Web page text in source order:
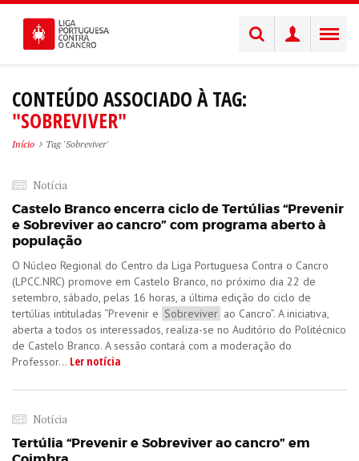
CONTEÚDO ASSOCIADO À TAG:
"SOBREVIVER"
Início Tag 'Sobreviver'
Notícia
Castelo Branco encerra ciclo de Tertúlias “Prevenir
e Sobreviver ao cancro” com programa aberto à
população
O Núcleo Regional do Centro da Liga Portuguesa Contra o Cancro
(LPCC.NRC) promove em Castelo Branco, no próximo dia 22 de
setembro, sábado, pelas 16 horas, a última edição do ciclo de
tertúlias intituladas “Prevenir e Sobreviver ao Cancro”. A iniciativa,
aberta a todos os interessados, realiza-se no Auditório do Politécnico
de Castelo Branco. A sessão contará com a moderação do
Professor... Ler notícia
Notícia
Tertúlia “Prevenir e Sobreviver ao cancro” em